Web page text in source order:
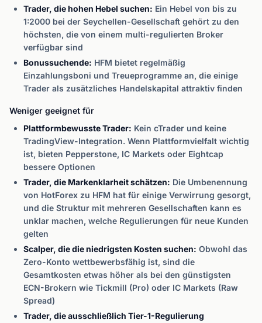
Trader, die hohen Hebel suchen: Ein Hebel von bis zu
1:2000 bei der Seychellen-Gesellschaft gehört zu den
höchsten, die von einem multi-regulierten Broker
verfügbar sind
Bonussuchende: HFM bietet regelmäßig
Einzahlungsboni und Treueprogramme an, die einige
Trader als zusätzliches Handelskapital attraktiv finden
Weniger geeignet für
Plattformbewusste Trader: Kein cTrader und keine
TradingView-Integration. Wenn Plattformvielfalt wichtig
ist, bieten Pepperstone, IC Markets oder Eightcap
bessere Optionen
Trader, die Markenklarheit schätzen: Die Umbenennung
von HotForex zu HFM hat für einige Verwirrung gesorgt,
und die Struktur mit mehreren Gesellschaften kann es
unklar machen, welche Regulierungen für neue Kunden
gelten
Scalper, die die niedrigsten Kosten suchen: Obwohl das
Zero-Konto wettbewerbsfähig ist, sind die
Gesamtkosten etwas höher als bei den günstigsten
ECN-Brokern wie Tickmill (Pro) oder IC Markets (Raw
Spread)
Trader, die ausschließlich Tier-1-Regulierung